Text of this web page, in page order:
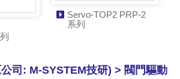
Servo-TOP2 PRP-2
系列
司: M-SYSTEM技研) > 閥門驅動